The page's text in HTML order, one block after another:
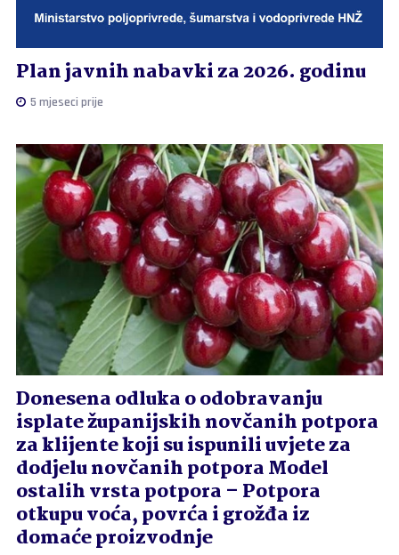
Plan javnih nabavki za 2026. godinu
5 mjeseci prije
Donesena odluka o odobravanju
isplate županijskih novčanih potpora
za klijente koji su ispunili uvjete za
dodjelu novčanih potpora Model
ostalih vrsta potpora – Potpora
otkupu voća, povrća i grožđa iz
domaće proizvodnje